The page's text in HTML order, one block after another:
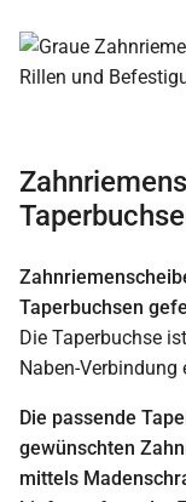
Taperbuchsen
Die Taperbuchse
Naben-Verbindung
Die passende
gewünschten
mittels